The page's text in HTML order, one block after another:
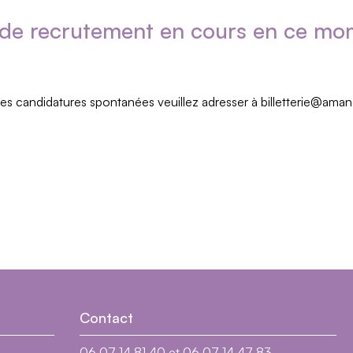
recrutement en cours en ce
candidatures spontanées veuillez adresser à
Contact